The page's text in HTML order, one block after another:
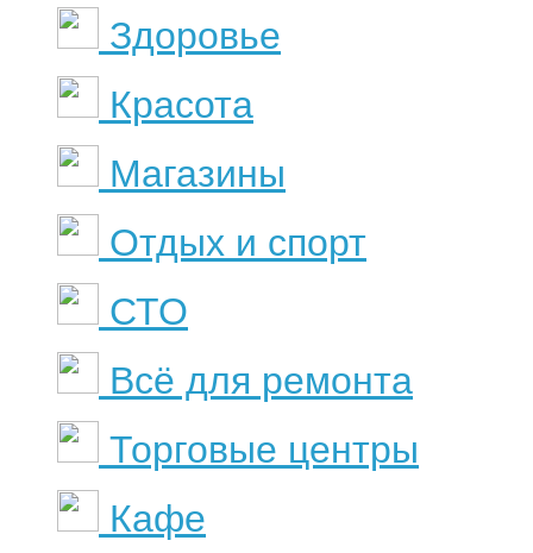
Здоровье
Красота
Магазины
Отдых и спорт
СТО
Всё для ремонта
Торговые центры
Кафе